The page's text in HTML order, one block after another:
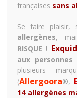
françaises sans
Se faire plaisir,
allergènes,
RISQUE !
aux personnes
plusieurs
(Allergoora®,
14 allergènes